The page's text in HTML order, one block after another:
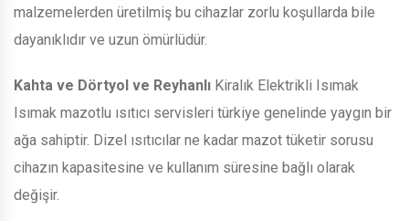
malzemelerden üretilmiş bu cihazlar zorlu koşullarda bile
dayanıklıdır ve uzun ömürlüdür.
Kahta ve Dörtyol ve Reyhanlı Kiralık Elektrikli Isımak
Isımak mazotlu ısıtıcı servisleri türkiye genelinde yaygın bir
ağa sahiptir. Dizel ısıtıcılar ne kadar mazot tüketir sorusu
cihazın kapasitesine ve kullanım süresine bağlı olarak
değişir.